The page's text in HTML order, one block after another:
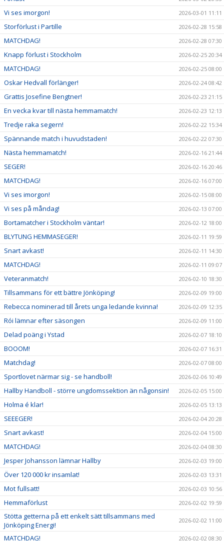
Vi ses imorgon! 2026-03-01 11:11
Storförlust i Partille 2026-02-28 15:58
MATCHDAG! 2026-02-28 07:30
Knapp förlust i Stockholm 2026-02-25 20:34
MATCHDAG! 2026-02-25 08:00
Oskar Hedvall förlänger! 2026-02-24 08:42
Grattis Josefine Bengtner! 2026-02-23 21:15
En vecka kvar till nästa hemmamatch! 2026-02-23 12:13
Tredje raka segern! 2026-02-22 15:34
Spännande match i huvudstaden! 2026-02-22 07:30
Nästa hemmamatch! 2026-02-16 21:44
SEGER! 2026-02-16 20:46
MATCHDAG! 2026-02-16 07:00
Vi ses imorgon! 2026-02-15 08:00
Vi ses på måndag! 2026-02-13 07:00
Bortamatcher i Stockholm väntar! 2026-02-12 18:00
BLYTUNG HEMMASEGER! 2026-02-11 19:59
Snart avkast! 2026-02-11 14:30
MATCHDAG! 2026-02-11 09:07
Veteranmatch! 2026-02-10 18:30
Tillsammans för ett bättre Jönköping! 2026-02-09 19:00
Rebecca nominerad till årets unga ledande kvinna! 2026-02-09 12:35
Rói lämnar efter säsongen 2026-02-09 11:00
Delad poäng i Ystad 2026-02-07 18:10
BOOOM! 2026-02-07 16:31
Matchdag! 2026-02-07 08:00
Sportlovet närmar sig - se handboll! 2026-02-06 10:49
Hallby Handboll - större ungdomssektion än någonsin! 2026-02-05 15:00
Holma é klar! 2026-02-05 13:13
SEEEGER! 2026-02-04 20:28
Snart avkast! 2026-02-04 15:00
MATCHDAG! 2026-02-04 08:30
Jesper Johansson lämnar Hallby 2026-02-03 19:00
Över 120 000 kr insamlat! 2026-02-03 13:31
Mot fullsatt! 2026-02-03 10:56
Hemmaförlust 2026-02-02 19:59
Stötta getterna på ett enkelt sätt tillsammans med
Jönköping Energi!
2026-02-02 11:00
MATCHDAG! 2026-02-02 08:30